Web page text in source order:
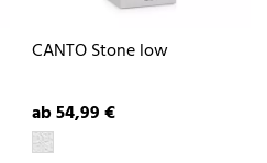
CANTO Stone low
ab 54,99 €